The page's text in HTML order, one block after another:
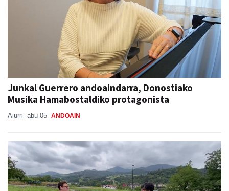
Junkal Guerrero andoaindarra, Donostiako
Musika Hamabostaldiko protagonista
Aiurri abu 05 ANDOAIN